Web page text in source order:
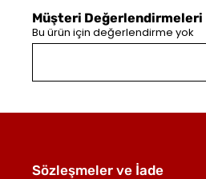
Müşteri Değerlendirmeleri
Bu ürün için değerlendirme yok
Sözleşmeler ve İade